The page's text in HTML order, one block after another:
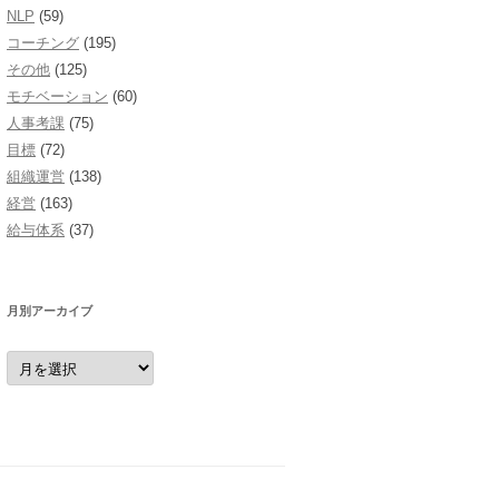
NLP (59)
コーチング (195)
その他 (125)
モチベーション (60)
人事考課 (75)
目標 (72)
組織運営 (138)
経営 (163)
給与体系 (37)
月別アーカイブ
月
別
ア